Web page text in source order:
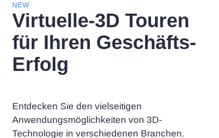
NEW
Virtuelle-3D Touren
für Ihren Geschäfts-
Erfolg
Entdecken Sie den vielseitigen
Anwendungsmöglichkeiten von 3D-
Technologie in verschiedenen Branchen.